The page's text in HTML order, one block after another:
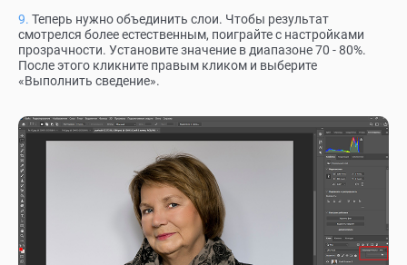
Теперь нужно объединить слои. Чтобы результат
смотрелся более естественным, поиграйте с настройками
прозрачности. Установите значение в диапазоне 70 - 80%.
После этого кликните правым кликом и выберите
«Выполнить сведение».